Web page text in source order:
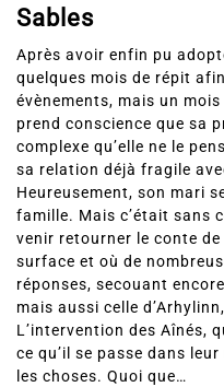
Sables
Après avoir enfin pu
quelques mois de répit
évènements, mais un
prend conscience que sa
complexe qu’elle ne le
sa relation déjà fragile
Heureusement, son mari
famille. Mais c’était sans
venir retourner le conte
surface et où de
réponses, secouant
mais aussi celle
L’intervention des Aînés,
ce qu’il se passe dans
les choses. Quoi que…